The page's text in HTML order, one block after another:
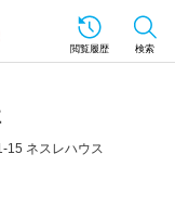
閲覧履歴 検索
15 ネスレハウス